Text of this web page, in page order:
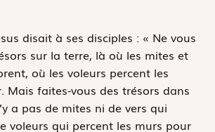
disait à ses disciples : « Ne vous
sur la terre, là où les mites et
où les voleurs percent les
Mais faites-vous des trésors dans
a pas de mites ni de vers qui
voleurs qui percent les murs pour